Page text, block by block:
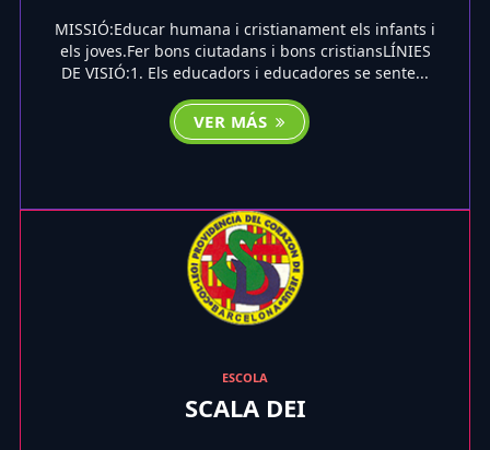
MISSIÓ:Educar humana i cristianament els infants i
els joves.Fer bons ciutadans i bons cristiansLÍNIES
DE VISIÓ:1. Els educadors i educadores se sente...
VER MÁS
ESCOLA
SCALA DEI